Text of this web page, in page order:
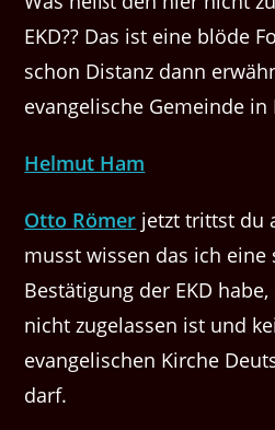
EKD?? Das ist eine blöde
schon Distanz dann
evangelische Gemeinde in
Helmut Ham
Otto Römer jetzt trittst du
musst wissen das ich
Bestätigung der EKD habe,
nicht zugelassen ist und
evangelischen Kirche
darf.